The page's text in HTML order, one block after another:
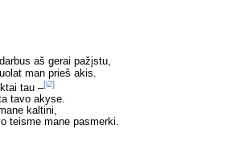
aš gerai pažįstu,
man prieš akis.
tau –[i2]
tavo akyse.
kaltini,
teisme mane pasmerki.